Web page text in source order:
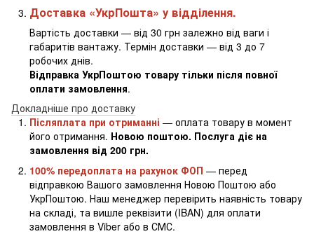
Доставка «УкрПошта» у відділення.
Вартість доставки — від 30 грн залежно від ваги і
габаритів вантажу. Термін доставки — від 3 до 7
робочих днів.
Відправка УкрПоштою товару тільки після повної
оплати замовлення.
Докладніше про доставку
Післяплата при отриманні — оплата товару в момент
його отримання. Новою поштою. Послуга діє на
замовлення від 200 грн.
100% передоплата на рахунок ФОП — перед
відправкою Вашого замовлення Новою Поштою або
УкрПоштою. Наш менеджер перевірить наявність товару
на складі, та вишле реквізити (IBAN) для оплати
замовлення в Viber або в СМС.